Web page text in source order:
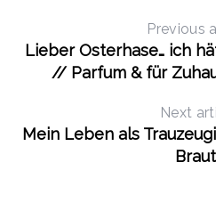
Previous
Lieber Osterhase… ich
// Parfum & für
Next
Mein Leben als